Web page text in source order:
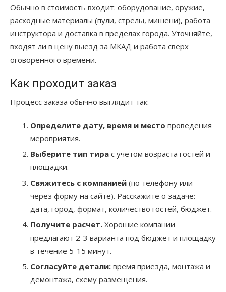
Обычно в стоимость входит: оборудование, оружие,
расходные материалы (пули, стрелы, мишени), работа
инструктора и доставка в пределах города. Уточняйте,
входят ли в цену выезд за МКАД и работа сверх
оговоренного времени.
Как проходит заказ
Процесс заказа обычно выглядит так:
Определите дату, время и место проведения
мероприятия.
Выберите тип тира с учетом возраста гостей и
площадки.
Свяжитесь с компанией (по телефону или
через форму на сайте). Расскажите о задаче:
дата, город, формат, количество гостей, бюджет.
Получите расчет. Хорошие компании
предлагают 2-3 варианта под бюджет и площадку
в течение 5-15 минут.
Согласуйте детали: время приезда, монтажа и
демонтажа, схему размещения.